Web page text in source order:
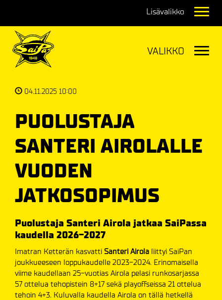
04.11.2025 10:00
PUOLUSTAJA
SANTERI AIROLALLE
VUODEN
JATKOSOPIMUS
Puolustaja Santeri Airola jatkaa SaiPassa
kaudella 2026-2027
Imatran Ketterän kasvatti Santeri Airola liittyi SaiPan
joukkueeseen loppukaudelle 2023-2024. Erinomaisella
viime kaudellaan 25-vuotias Airola pelasi runkosarjassa
57 ottelua tehopistein 8+17 sekä playoffseissa 21 ottelua
tehoin 4+3. Kuluvalla kaudella Airola on tällä hetkellä